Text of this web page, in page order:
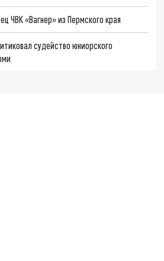
ЧВК «Вагнер» из Пермского края
судейство юниорского